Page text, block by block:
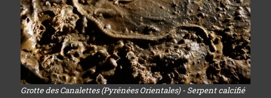
Grotte des Canalettes (Pyrénées Orientales) - Serpent calcifié